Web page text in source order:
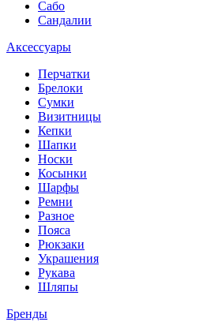
Сабо
Сандалии
Аксессуары
Перчатки
Брелоки
Сумки
Визитницы
Кепки
Шапки
Носки
Косынки
Шарфы
Ремни
Разное
Пояса
Рюкзаки
Украшения
Рукава
Шляпы
Бренды